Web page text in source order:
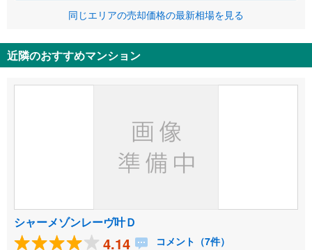
同じエリアの売却価格の最新相場を見る
近隣のおすすめマンション
シャーメゾンレーヴ叶Ｄ
4.14 コメント（7件）